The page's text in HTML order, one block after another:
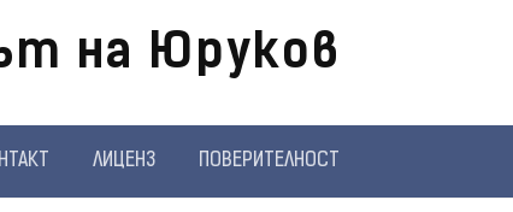
на Юруков
ЛИЦЕНЗ ПОВЕРИТЕЛНОСТ